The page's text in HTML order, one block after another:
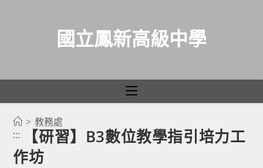
國立鳳新高級中學
> 教務處
:::
【研習】B3數位教學指引培力工
作坊